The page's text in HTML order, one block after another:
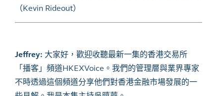
（Kevin Rideout）
Jeffrey: 大家好，歡迎收聽最新一集的香港交易所
「播客」頻道HKEXVoice 。我們的管理層與業界專家
不時透過這個頻道分享他們對香港金融市場發展的一